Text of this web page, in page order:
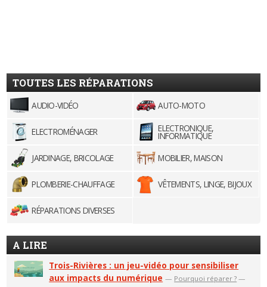
TOUTES LES RÉPARATIONS
AUDIO-VIDÉO AUTO-MOTO
ELECTROMÉNAGER ELECTRONIQUE,
INFORMATIQUE
JARDINAGE, BRICOLAGE
MOBILIER, MAISON
PLOMBERIE-CHAUFFAGE VÊTEMENTS, LINGE, BIJOUX
RÉPARATIONS DIVERSES
A LIRE
Trois-Rivières : un jeu-vidéo pour sensibiliser
aux impacts du numérique — Pourquoi réparer ? —